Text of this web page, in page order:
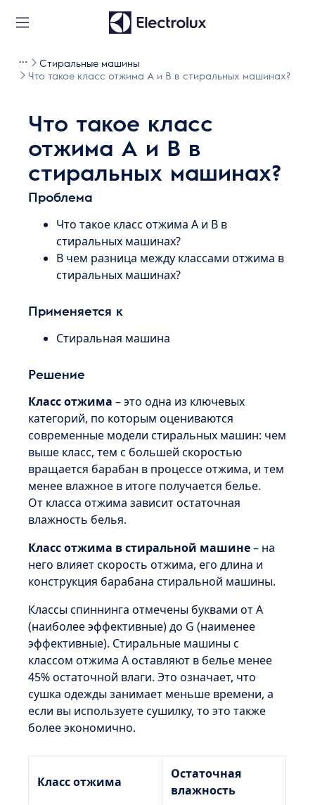
Стиральные машины
Что такое класс отжима А и В в стиральных машинах?
Что такое класс
отжима А и В в
стиральных машинах?
Проблема
Что такое класс отжима А и В в
стиральных машинах?
В чем разница между классами отжима в
стиральных машинах?
Применяется к
Стиральная машина
Решение
Класс отжима – это одна из ключевых
категорий, по которым оцениваются
современные модели стиральных машин: чем
выше класс, тем с большей скоростью
вращается барабан в процессе отжима, и тем
менее влажное в итоге получается белье.
От класса отжима зависит остаточная
влажность белья.
Класс отжима в стиральной машине– на
него влияет скорость отжима, его длина и
конструкция барабана стиральной машины.
Классы спиннинга отмечены буквами от А
(наиболее эффективные) до G (наименее
эффективные). Стиральные машины с
классом отжима А оставляют в белье менее
45% остаточной влаги. Это означает, что
сушка одежды занимает меньше времени, а
если вы используете сушилку, то это также
более экономично.
Класс отжима
Остаточная
влажность